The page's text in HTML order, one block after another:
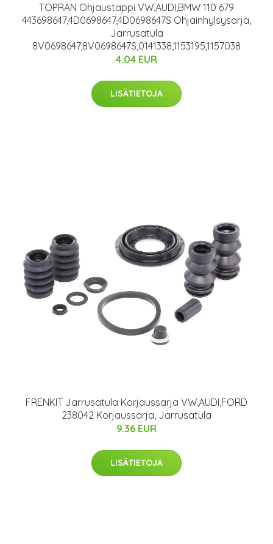
TOPRAN Ohjaustappi VW,AUDI,BMW 110 679
443698647,4D0698647,4D0698647S Ohjainhylsysarja,
Jarrusatula
8V0698647,8V0698647S,0141338,1153195,1157038
4.04 EUR
LISÄTIETOJA
FRENKIT Jarrusatula Korjaussarja VW,AUDI,FORD
238042 Korjaussarja, Jarrusatula
9.36 EUR
LISÄTIETOJA